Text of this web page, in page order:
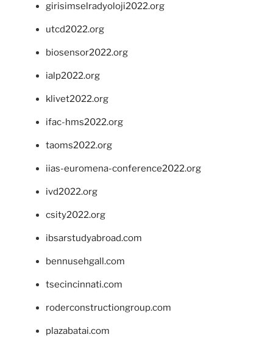
girisimselradyoloji2022.org
utcd2022.org
biosensor2022.org
ialp2022.org
klivet2022.org
ifac-hms2022.org
taoms2022.org
iias-euromena-conference2022.org
ivd2022.org
csity2022.org
ibsarstudyabroad.com
bennusehgall.com
tsecincinnati.com
roderconstructiongroup.com
plazabatai.com